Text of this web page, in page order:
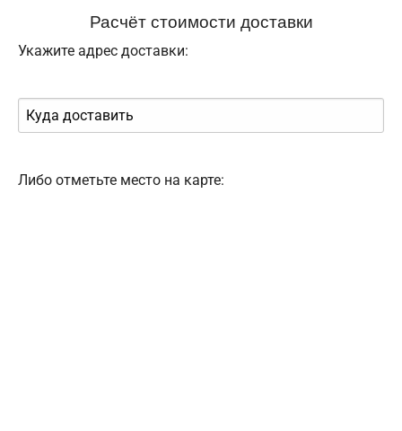
Расчёт стоимости доставки
Укажите адрес доставки:
Либо отметьте место на карте: